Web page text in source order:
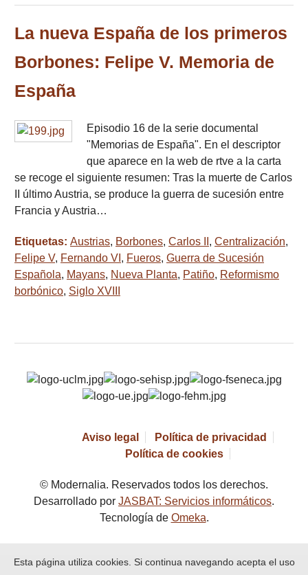
La nueva España de los primeros
Borbones: Felipe V. Memoria de
España
Episodio 16 de la serie documental
"Memorias de España". En el descriptor
que aparece en la web de rtve a la carta
se recoge el siguiente resumen: Tras la muerte de Carlos
II último Austria, se produce la guerra de sucesión entre
Francia y Austria…
Etiquetas: Austrias, Borbones, Carlos II , Centralización,
Felipe V, Fernando VI , Fueros, Guerra de Sucesión
Española, Mayans, Nueva Planta, Patiño, Reformismo
borbónico, Siglo XVIII
Aviso legal
Política de privacidad
Política de cookies
© Modernalia. Reservados todos los derechos.
Desarrollado por JASBAT: Servicios informáticos.
Tecnología de Omeka.
Esta página utiliza cookies. Si continua navegando acepta el uso